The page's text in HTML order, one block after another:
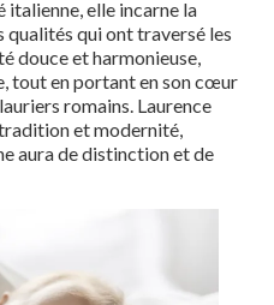
italienne, elle incarne la
qualités qui ont traversé les
douce et harmonieuse,
tout en portant en son cœur
romains. Laurence
et modernité,
aura de distinction et de